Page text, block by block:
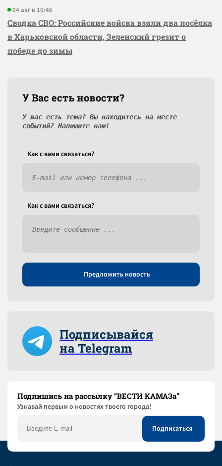
04 авг в 10:46
Сводка СВО: Российские войска взяли два посёлка
в Харьковской области, Зеленский грезит о
победе до зимы
У Вас есть новости?
У вас есть тема? Вы находитесь на месте
событий? Напишите нам!
Как c вами связаться?
Как c вами связаться?
Предложить новость
Подписывайся
на Telegram
Подпишись на рассылку “ВЕСТИ КАМАЗа”
Узнaвай первым о новостях твоего города!